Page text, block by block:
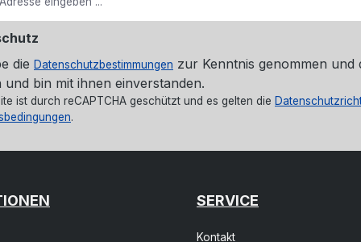
die Datenschutzbestimmungen zur Kenntnis genommen und
und bin mit ihnen einverstanden.
ist durch reCAPTCHA geschützt und es gelten die
.
SERVICE
Kontakt